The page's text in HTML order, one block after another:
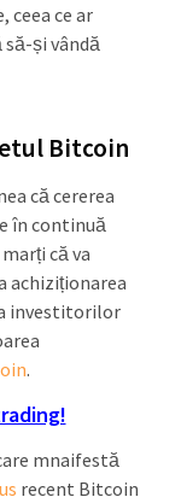
ceea ce ar
și vândă
Bitcoin
că cererea
în continuă
marți că va
achiziționarea
investitorilor
.
mnaifestă
recent Bitcoin